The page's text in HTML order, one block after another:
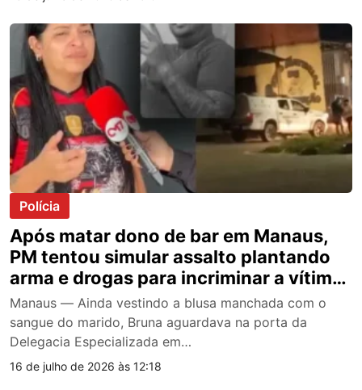
Polícia
Após matar dono de bar em Manaus,
PM tentou simular assalto plantando
arma e drogas para incriminar a vítima,
diz viúva; veja vídeo
Manaus — Ainda vestindo a blusa manchada com o
sangue do marido, Bruna aguardava na porta da
Delegacia Especializada em…
16 de julho de 2026 às 12:18